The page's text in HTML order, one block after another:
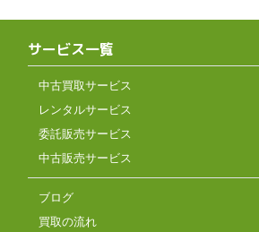
サービス一覧
中古買取サービス
レンタルサービス
委託販売サービス
中古販売サービス
ブログ
買取の流れ